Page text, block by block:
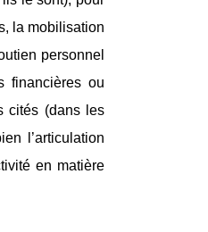
la mobilisation
personnel
financières ou
cités (dans les
l’articulation
en matière